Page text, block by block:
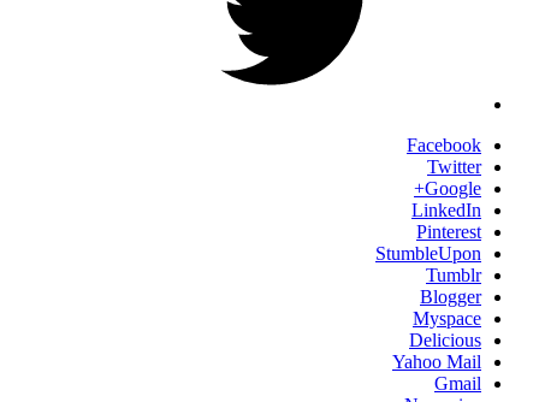
Facebook
Twitter
Google+
LinkedIn
Pinterest
StumbleUpon
Tumblr
Blogger
Myspace
Delicious
Yahoo Mail
Gmail